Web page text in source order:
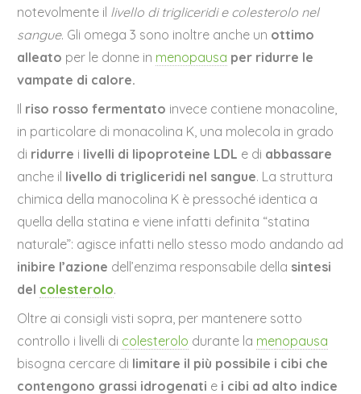
notevolmente il livello di trigliceridi e colesterolo nel
sangue. Gli omega 3 sono inoltre anche un ottimo
alleato per le donne in menopausa per ridurre le
vampate di calore.
Il riso rosso fermentato invece contiene monacoline,
in particolare di monacolina K, una molecola in grado
di ridurre i livelli di lipoproteine LDL e di abbassare
anche il livello di trigliceridi nel sangue. La struttura
chimica della manocolina K è pressoché identica a
quella della statina e viene infatti definita “statina
naturale”: agisce infatti nello stesso modo andando ad
inibire l’azione dell’enzima responsabile della sintesi
del colesterolo.
Oltre ai consigli visti sopra, per mantenere sotto
controllo i livelli di colesterolo durante la menopausa
bisogna cercare di limitare il più possibile i cibi che
contengono grassi idrogenati e i cibi ad alto indice